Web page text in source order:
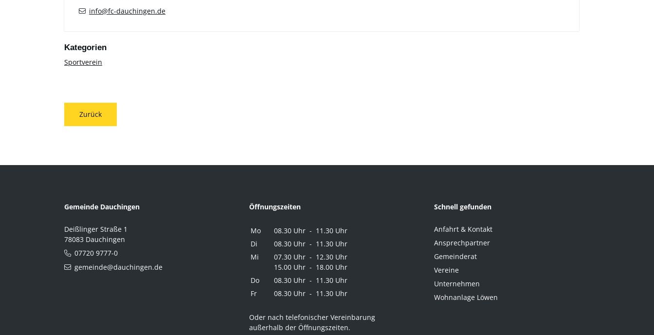
info@fc-dauchingen.de
Sportverein
Zurück
Gemeinde Dauchingen
Deißlinger Straße 1
78083 Dauchingen
07720 9777-0
gemeinde@dauchingen.de
Öffnungszeiten
Mo
08.30 Uhr - 11.30 Uhr
Di
08.30 Uhr - 11.30 Uhr
Mi
07.30 Uhr - 12.30 Uhr
15.00 Uhr - 18.00 Uhr
Do
08.30 Uhr - 11.30 Uhr
Fr
08.30 Uhr - 11.30 Uhr
Oder nach telefonischer Vereinbarung
außerhalb der Öffnungszeiten.
Schnell gefunden
Anfahrt & Kontakt
Ansprechpartner
Gemeinderat
Vereine
Unternehmen
Wohnanlage Löwen